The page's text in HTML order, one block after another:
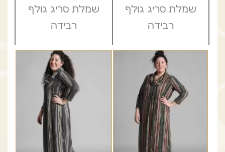
שמלת סריג גולף
רבידה
שמלת סריג גולף
רבידה